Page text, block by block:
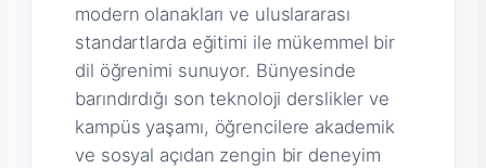
modern olanakları ve uluslararası
standartlarda eğitimi ile mükemmel bir
dil öğrenimi sunuyor. Bünyesinde
barındırdığı son teknoloji derslikler ve
kampüs yaşamı, öğrencilere akademik
ve sosyal açıdan zengin bir deneyim